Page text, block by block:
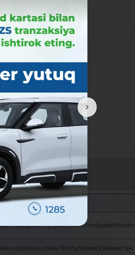
(FAR)»
barqaror rivojlantirishni moliyalashtirish»
Республики Узбекистан